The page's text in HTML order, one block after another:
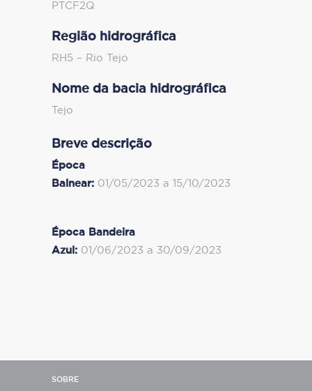
PTCF2Q
Região hidrográfica
RH5 – Rio Tejo
Nome da bacia hidrográfica
Tejo
Breve descrição
Época
Balnear: 01/05/2023 a 15/10/2023
Época Bandeira
Azul: 01/06/2023 a 30/09/2023
SOBRE